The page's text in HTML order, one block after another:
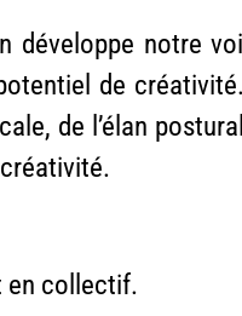
développe notre
de
de l’élan
en collectif.